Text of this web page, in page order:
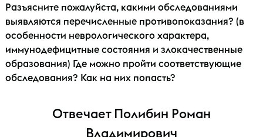
Разъясните пожалуйста, какими обследованиями
выявляются перечисленные противопоказания? (в
особенности неврологического характера,
иммунодефицитные состояния и злокачественные
образования) Где можно пройти соответствующие
обследования? Как на них попасть?
Отвечает Полибин Роман
Владимирович